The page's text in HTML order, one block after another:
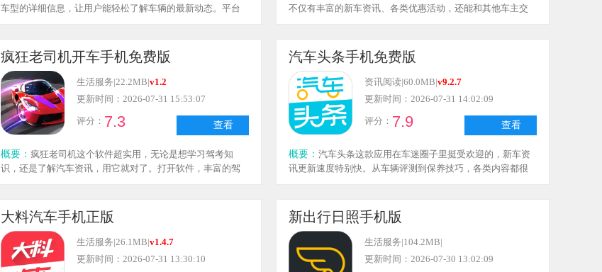
车型的详细信息，让用户能轻松了解车辆的最新动态。平台
供车型、性能、配置等多方面的对比，并且有车主的真实评
价作为参考，帮助购车者更深入地了解心仪车型，从而打造
出省心、便捷的购车体验。
不仅有丰富的新车资讯、各类优惠活动，还能和其他车主交
的实时报价这里都能查到，还有专业顾问协助你寻找性价比
高的车源。作为多年的老牌汽车网站，它的可靠性毋庸置
疑，买车前用它做功课，能帮你轻松辨别车辆的优劣。
疯狂老司机开车手机免费版
查看
生活服务|22.2MB|v1.2
更新时间：2026-07-31 15:53:07
评分： 7.3
概要： 疯狂老司机这个软件超实用，无论是想学习驾考知
识，还是了解汽车资讯，用它就对了。打开软件，丰富的驾
考学员还是汽车爱好者，这个软件都值得一试。
汽车头条手机免费版
查看
资讯阅读|60.0MB|v9.2.7
更新时间：2026-07-31 14:02:09
评分： 7.9
概要： 汽车头条这款应用在车迷圈子里挺受欢迎的，新车资
讯更新速度特别快。从车辆评测到保养技巧，各类内容都很
洁，浏览起来不会觉得眼睛累。喜欢汽车的朋友可以安装一
个，不管是查资料还是看新闻都很顺手，确实挺实用的。
大料汽车手机正版
生活服务|26.1MB|v1.4.7
更新时间：2026-07-31 13:30:10
新出行日照手机版
生活服务|104.2MB|
更新时间：2026-07-30 13:02:09